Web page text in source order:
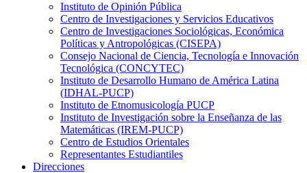
Instituto de Opinión Pública
Centro de Investigaciones y Servicios Educativos
Centro de Investigaciones Sociológicas, Económica
Políticas y Antropológicas (CISEPA)
Consejo Nacional de Ciencia, Tecnología e Innovación
Tecnológica (CONCYTEC)
Instituto de Desarrollo Humano de América Latina
(IDHAL-PUCP)
Instituto de Etnomusicología PUCP
Instituto de Investigación sobre la Enseñanza de las
Matemáticas (IREM-PUCP)
Centro de Estudios Orientales
Representantes Estudiantiles
Direcciones